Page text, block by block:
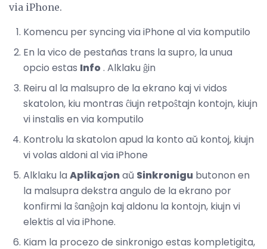
via iPhone.
Komencu per syncing via iPhone al via komputilo
En la vico de pestañas trans la supro, la unua
opcio estas Info. Alklaku ĝin
Reiru al la malsupro de la ekrano kaj vi vidos
skatolon, kiu montras ĉiujn retpoŝtajn kontojn, kiujn
vi instalis en via komputilo
Kontrolu la skatolon apud la konto aŭ kontoj, kiujn
vi volas aldoni al via iPhone
Alklaku la Aplikaĵonaŭ Sinkronigu butonon en
la malsupra dekstra angulo de la ekrano por
konfirmi la ŝanĝojn kaj aldonu la kontojn, kiujn vi
elektis al via iPhone.
Kiam la procezo de sinkronigo estas kompletigita,